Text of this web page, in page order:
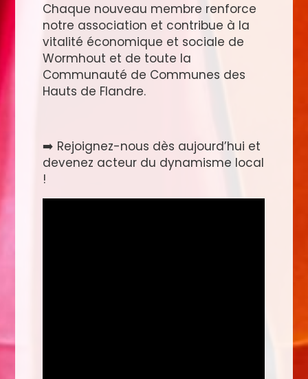
Chaque nouveau membre renforce
notre association et contribue à la
vitalité économique et sociale de
Wormhout et de toute la
Communauté de Communes des
Hauts de Flandre.
➡️ Rejoignez-nous dès aujourd’hui et
devenez acteur du dynamisme local
!